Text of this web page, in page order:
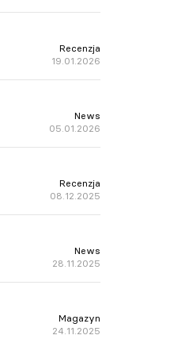
Recenzja
19.01.2026
News
05.01.2026
Recenzja
08.12.2025
News
28.11.2025
Magazyn
24.11.2025